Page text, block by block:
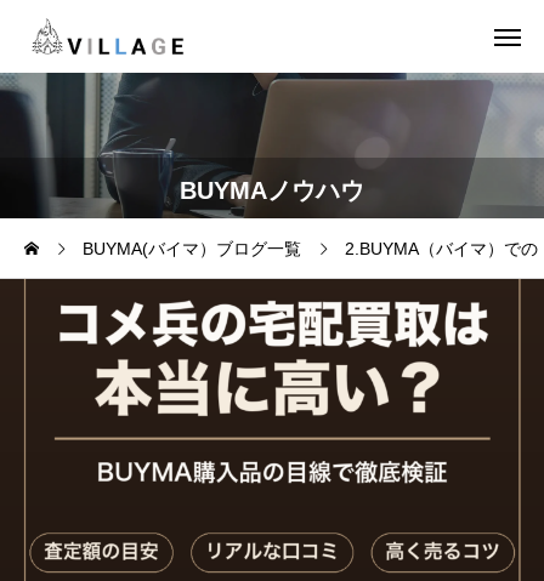
BUYMAノウハウ
BUYMA(バイマ）ブログ一覧 2.BUYMA（バイマ）での